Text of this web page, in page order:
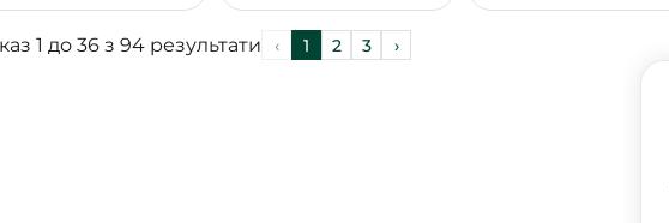
1 до 36 з 94 результати ‹ 1 2 3 ›